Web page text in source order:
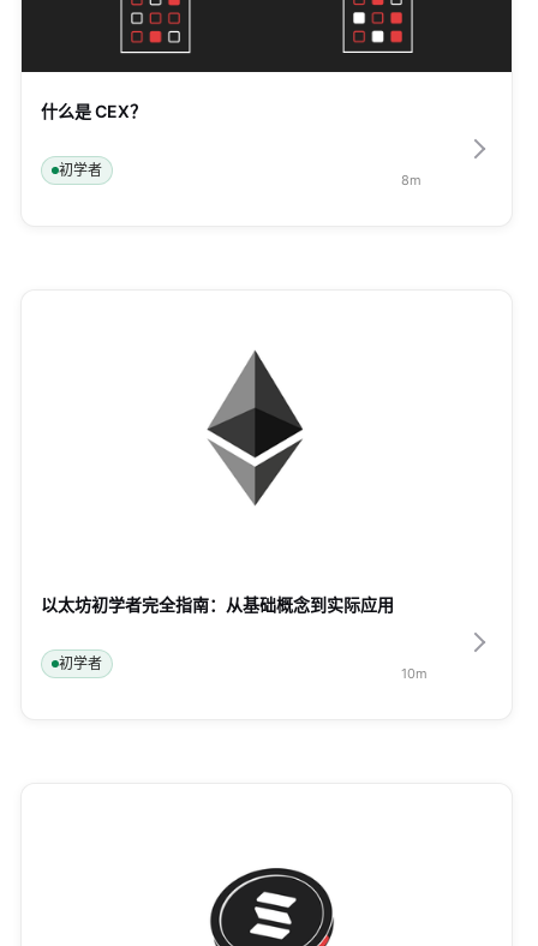
什么是 CEX？
初学者
8m
以太坊初学者完全指南：从基础概念到实际应用
初学者
10m